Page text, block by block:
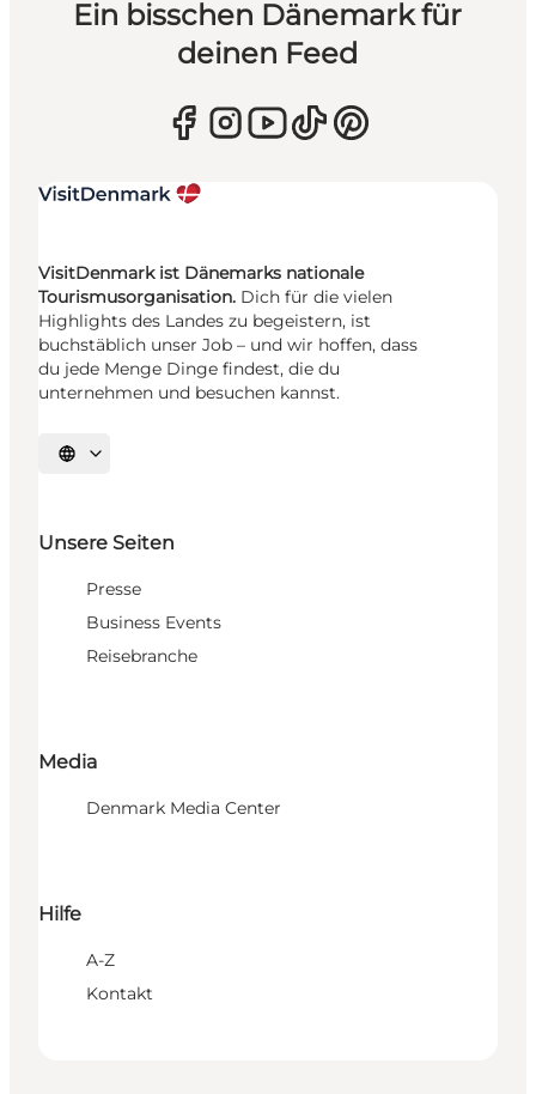
Ein bisschen Dänemark für
deinen Feed
VisitDenmark ist Dänemarks nationale
Tourismusorganisation. Dich für die vielen
Highlights des Landes zu begeistern, ist
buchstäblich unser Job – und wir hoffen, dass
du jede Menge Dinge findest, die du
unternehmen und besuchen kannst.
Sprache auswählen
Unsere Seiten
Presse
Business Events
Reisebranche
Media
Denmark Media Center
Hilfe
A-Z
Kontakt